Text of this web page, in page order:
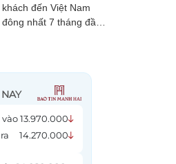
khách đến Việt Nam
đông nhất 7 tháng đầu